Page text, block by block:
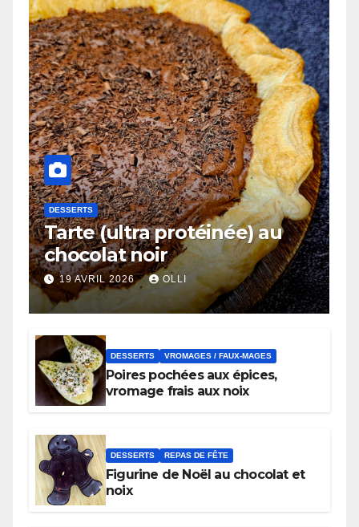
DESSERTS
Tarte (ultra protéinée) au
chocolat noir
19 AVRIL 2026 OLLI
DESSERTS VROMAGES / FAUX-MAGES
Poires pochées aux épices,
vromage frais aux noix
DESSERTS REPAS DE FÊTE
Figurine de Noël au chocolat et
noix